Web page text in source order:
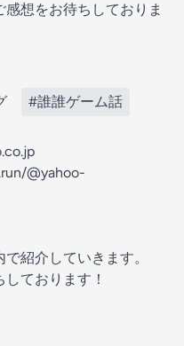
想をお待ちしておりま
#誰誰ゲーム話
@yahoo-
紹介していきます。
ております！